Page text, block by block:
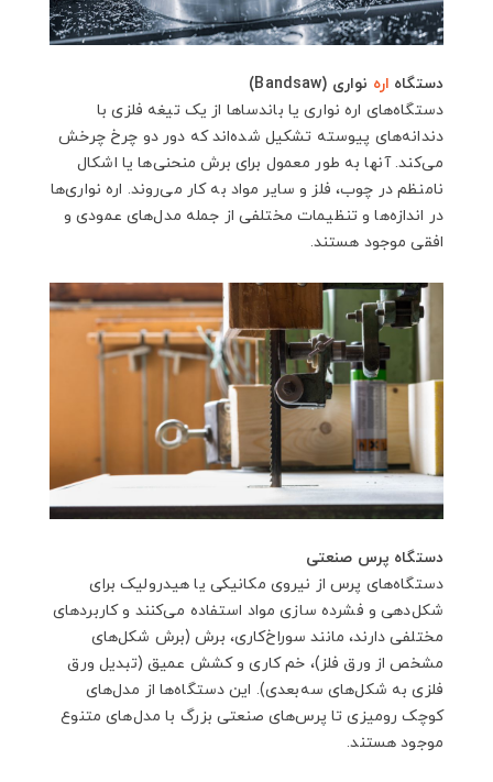
دستگاه اره نواری (Bandsaw)
دستگاه‌های اره نواری یا باندساها از یک تیغه فلزی با
دندانه‌های پیوسته تشکیل شده‌اند که دور دو چرخ چرخش
می‌کند. آنها به طور معمول برای برش منحنی‌ها یا اشکال
نامنظم در چوب، فلز و سایر مواد به کار می‌روند. اره نواری‌ها
در اندازه‌ها و تنظیمات مختلفی از جمله مدل‌های عمودی و
افقی موجود هستند.
دستگاه پرس صنعتی
دستگاه‌های پرس از نیروی مکانیکی یا هیدرولیک برای
شکل‌دهی و فشرده سازی مواد استفاده می‌کنند و کاربردهای
مختلفی دارند، مانند سوراخ‌کاری، برش (برش شکل‌های
مشخص از ورق فلز)، خم کاری و کشش عمیق (تبدیل ورق
فلزی به شکل‌های سه‌بعدی). این دستگاه‌ها از مدل‌های
کوچک رومیزی تا پرس‌های صنعتی بزرگ با مدل‌های متنوع
موجود هستند.